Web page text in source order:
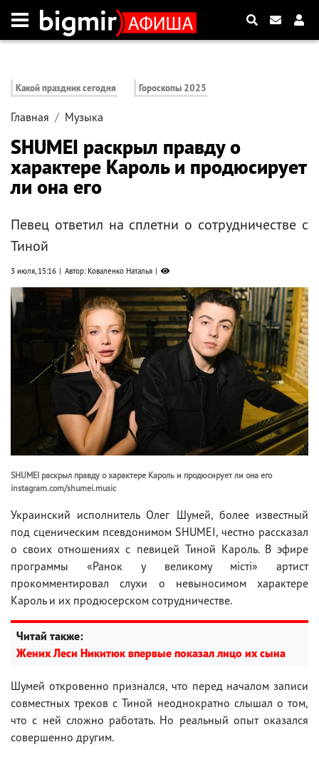
Какой праздник сегодня Гороскопы 2025
Главная Музыка
SHUMEI раскрыл правду о
характере Кароль и продюсирует
ли она его
Певец ответил на сплетни о сотрудничестве с
Тиной
3 июля, 15:16 Автор: Коваленко Наталья
SHUMEI раскрыл правду о характере Кароль и продюсирует ли она его
instagram.com/shumei.music
Украинский исполнитель Олег Шумей, более известный
под сценическим псевдонимом SHUMEI, честно рассказал
о своих отношениях с певицей Тиной Кароль. В эфире
программы «Ранок у великому місті» артист
прокомментировал слухи о невыносимом характере
Кароль и их продюсерском сотрудничестве.
Читай также:
Жених Леси Никитюк впервые показал лицо их сына
Шумей откровенно признался, что перед началом записи
совместных треков с Тиной неоднократно слышал о том,
что с ней сложно работать. Но реальный опыт оказался
совершенно другим.